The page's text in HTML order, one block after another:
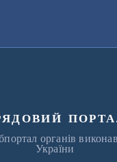
органів
України